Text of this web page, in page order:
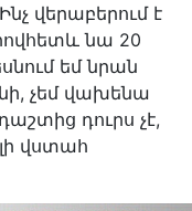
վերաբերում է
նա 20
եմ նրան
չեմ վախենա
դուրս չէ,
վստահ